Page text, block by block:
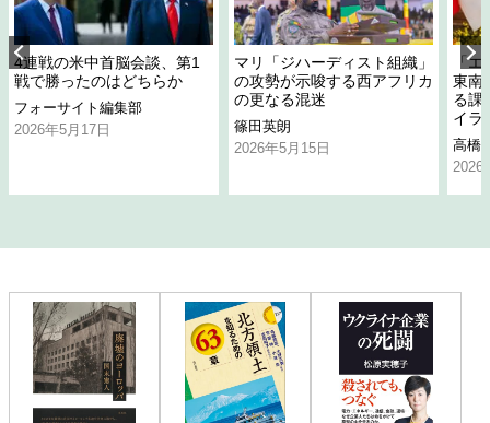
4連戦の米中首脳会談、第1
戦で勝ったのはどちらか
フォーサイト編集部
2026年5月17日
マリ「ジハーディスト組織」
の攻勢が示唆する西アフリカ
の更なる混迷
篠田英朗
2026年5月15日
「
東南
る課
イラ
高橋
2026